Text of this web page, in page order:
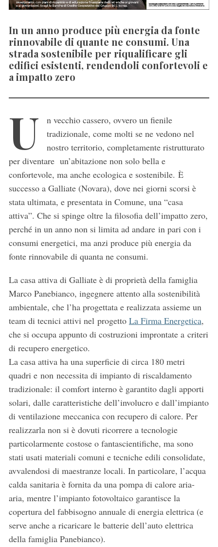
In un anno produce più energia da fonte
rinnovabile di quante ne consumi. Una
strada sostenibile per riqualificare gli
edifici esistenti, rendendoli confortevoli e
a impatto zero
U
n vecchio cassero, ovvero un fienile
tradizionale, come molti se ne vedono nel
nostro territorio, completamente ristrutturato
per diventare un’abitazione non solo bella e
confortevole, ma anche ecologica e sostenibile. È
successo a Galliate (Novara), dove nei giorni scorsi è
stata ultimata, e presentata in Comune, una “casa
attiva”. Che si spinge oltre la filosofia dell’impatto zero,
perché in un anno non si limita ad andare in pari con i
consumi energetici, ma anzi produce più energia da
fonte rinnovabile di quanta ne consumi.
La casa attiva di Galliate è di proprietà della famiglia
Marco Panebianco, ingegnere attento alla sostenibilità
ambientale, che l’ha progettata e realizzata assieme un
team di tecnici attivi nel progetto La Firma Energetica,
che si occupa appunto di costruzioni improntate a criteri
di recupero energetico.
La casa attiva ha una superficie di circa 180 metri
quadri e non necessita di impianto di riscaldamento
tradizionale: il comfort interno è garantito dagli apporti
solari, dalle caratteristiche dell’involucro e dall’impianto
di ventilazione meccanica con recupero di calore. Per
realizzarla non si è dovuti ricorrere a tecnologie
particolarmente costose o fantascientifiche, ma sono
stati usati materiali comuni e tecniche edili consolidate,
avvalendosi di maestranze locali. In particolare, l’acqua
calda sanitaria è fornita da una pompa di calore aria-
aria, mentre l’impianto fotovoltaico garantisce la
copertura del fabbisogno annuale di energia elettrica (e
serve anche a ricaricare le batterie dell’auto elettrica
della famiglia Panebianco).